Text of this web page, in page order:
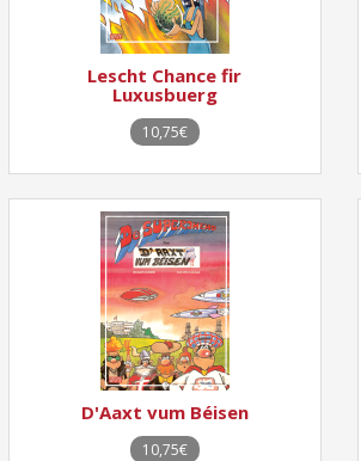
Lescht Chance fir
Luxusbuerg
10,75€
D'Aaxt vum Béisen
10,75€